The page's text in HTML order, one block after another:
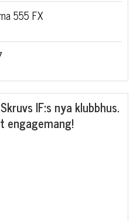
IF:s nya klubbhus.
engagemang!
555 FX